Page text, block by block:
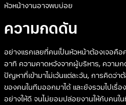
หัวหน้างานอาจพบบ่อย
ความกดดัน
อย่างแรกเลยที่คนเป็นหัวหน้าต้องเจอคื
อาทิ ความคาดหวังจากผู้บริหาร, ความก
ปัญหาที่เข้ามาไม่เว้นแต่ละวัน, การคิดว่
ของคนในทีมออกมาได้ และยังรวมไปเรื่
อย่างให้ดี จนไม่ยอมปล่อยงานให้กับคน